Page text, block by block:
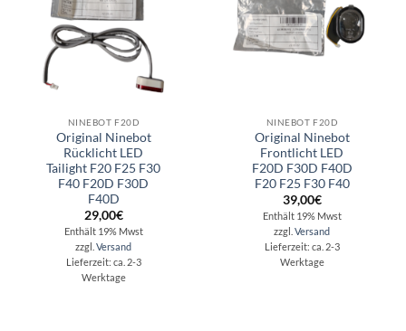
NINEBOT F20D
Original Ninebot
Rücklicht LED
Tailight F20 F25 F30
F40 F20D F30D
F40D
29,00€
Enthält 19% Mwst
zzgl.Versand
Lieferzeit: ca. 2-3
Werktage
NINEBOT F20D
Original Ninebot
Frontlicht LED
F20D F30D F40D
F20 F25 F30 F40
39,00€
Enthält 19% Mwst
zzgl.Versand
Lieferzeit: ca. 2-3
Werktage